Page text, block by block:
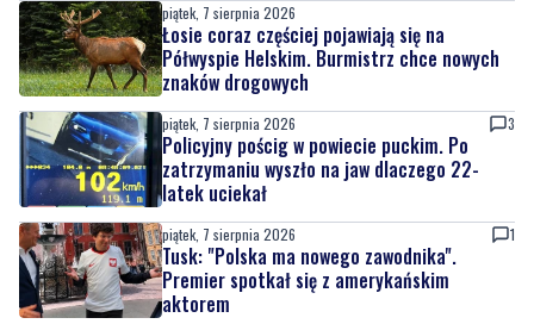
piątek, 7 sierpnia 2026
Łosie coraz częściej pojawiają się na
Półwyspie Helskim. Burmistrz chce nowych
znaków drogowych
piątek, 7 sierpnia 2026 3
Policyjny pościg w powiecie puckim. Po
zatrzymaniu wyszło na jaw dlaczego 22-
latek uciekał
piątek, 7 sierpnia 2026 1
Tusk: "Polska ma nowego zawodnika".
Premier spotkał się z amerykańskim
aktorem